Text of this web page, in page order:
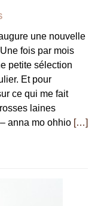
une nouvelle
fois par mois
petite sélection
Et pour
ce qui me fait
laines
anna mo ohhio […]